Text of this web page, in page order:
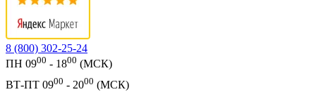
8 (800) 302-25-24
ПН 0900 - 1800 (МСК)
ВТ-ПТ 0900 - 2000 (МСК)